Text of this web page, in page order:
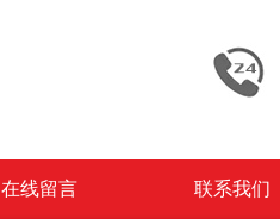
在线留言 联系我们